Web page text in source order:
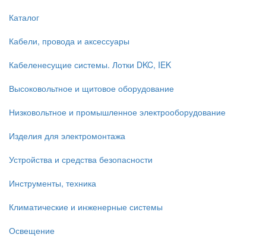
Каталог
Кабели, провода и аксессуары
Кабеленесущие системы. Лотки DKC, IEK
Высоковольтное и щитовое оборудование
Низковольтное и промышленное электрооборудование
Изделия для электромонтажа
Устройства и средства безопасности
Инструменты, техника
Климатические и инженерные системы
Освещение